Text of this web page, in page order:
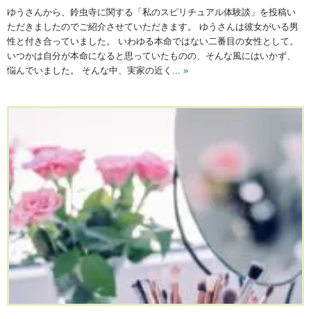
ゆうさんから、鈴虫寺に関する「私のスピリチュアル体験談」を投稿い
ただきましたのでご紹介させていただきます。 ゆうさんは彼女がいる男
性と付き合っていました。 いわゆる本命ではない二番目の女性として。
いつかは自分が本命になると思っていたものの、そんな風にはいかず、
悩んでいました。 そんな中、実家の近く... »